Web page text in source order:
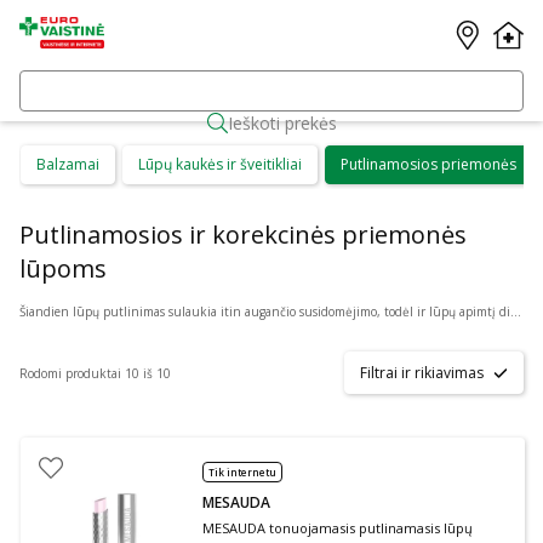
Ieškoti prekės
Balzamai Lūpų kaukės ir šveitikliai Putlinamosios priemonės
Putlinamosios ir korekcinės priemonės
lūpoms
Šiandien lūpų putlinimas sulaukia itin augančio susidomėjimo, todėl ir lūpų apimtį didinantys lūpų putlintojai gali būti puikus pasirinkimas, jeigu norite savo įvaizdžiui pridėti daugiau išskirtinumo. Lūpų putlintojas skirtas tam, kad lūpos atrodytų pilnesnės ir ryškesnės. Internetinėje vaistinėje rasite daug skirtingų prekių ženklų ir rūšių priemonių lūpų priežiūrai, todėl prieš nusprendžiant, kurią pirkti, svarbu pasidomėti jų savybėmis, paskirtimi, sudėtimi ir atsiliepimais.
Rodomi produktai 10 iš 10 Filtrai ir rikiavimas
Tik internetu
MESAUDA
MESAUDA tonuojamasis putlinamasis lūpų